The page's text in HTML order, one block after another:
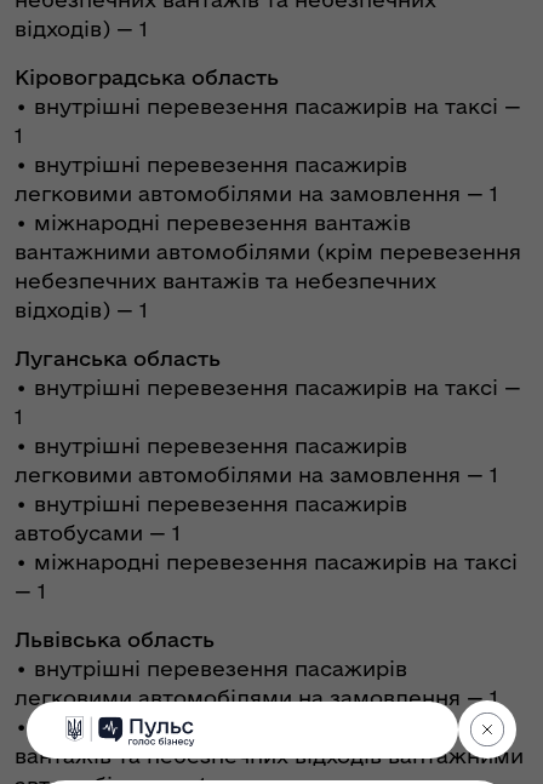
відходів) — 1
Кіровоградська область
• внутрішні перевезення пасажирів на таксі —
1
• внутрішні перевезення пасажирів
легковими автомобілями на замовлення — 1
• міжнародні перевезення вантажів
вантажними автомобілями (крім перевезення
небезпечних вантажів та небезпечних
відходів) — 1
Луганська область
• внутрішні перевезення пасажирів на таксі —
1
• внутрішні перевезення пасажирів
легковими автомобілями на замовлення — 1
• внутрішні перевезення пасажирів
автобусами — 1
• міжнародні перевезення пасажирів на таксі
— 1
Львівська область
• внутрішні перевезення пасажирів
легковими автомобілями на замовлення — 1
• внутрішні перевезення небезпечних
вантажів та небезпечних відходів вантажними